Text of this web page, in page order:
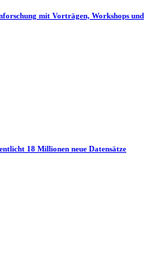
mit Vorträgen, Workshops und
18 Millionen neue Datensätze